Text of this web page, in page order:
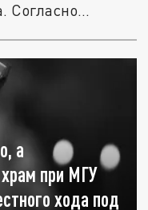
Согласно...
а
при МГУ
хода под